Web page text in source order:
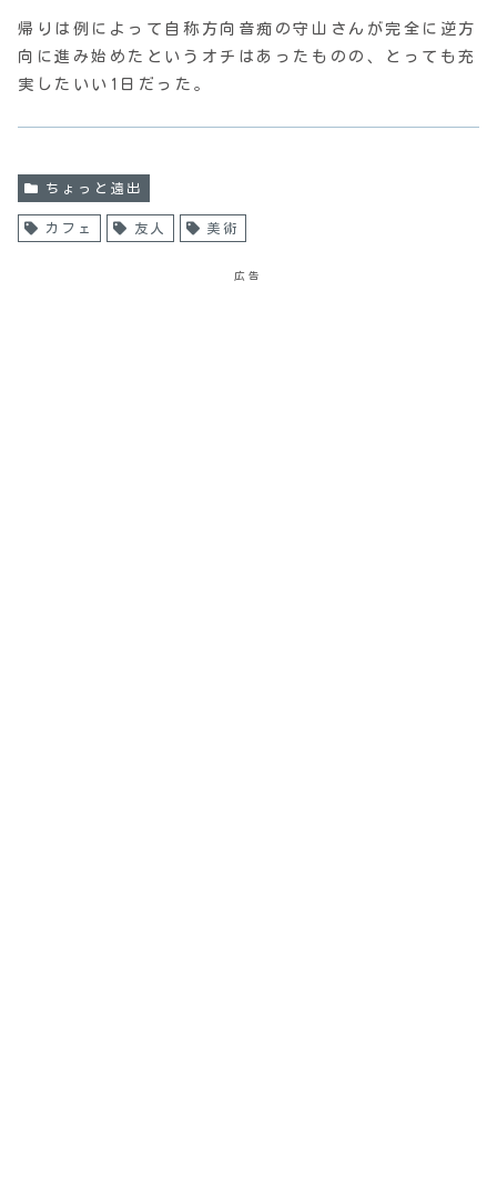
帰りは例によって自称方向音痴の守山さんが完全に逆方
向に進み始めたというオチはあったものの、とっても充
実したいい1日だった。
ちょっと遠出
カフェ 友人 美術
広告